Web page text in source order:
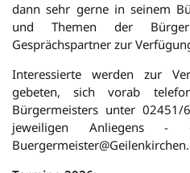
dann sehr gerne in seinem
und Themen der
Gesprächspartner zur
Interessierte werden zur
gebeten, sich vorab
Bürgermeisters unter
jeweiligen Anliegens